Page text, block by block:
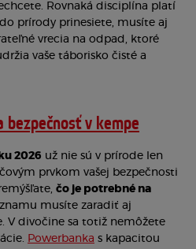
Rovnaká disciplína platí
prírody prinesiete, musíte aj
vrecia na odpad, ktoré
vaše táborisko čisté a
v kempe
2026 už nie sú v prírode len
prvkom vašej bezpečnosti
čo je potrebné na
musíte zaradiť aj
V divočine sa totiž nemôžete
Powerbanka s kapacitou